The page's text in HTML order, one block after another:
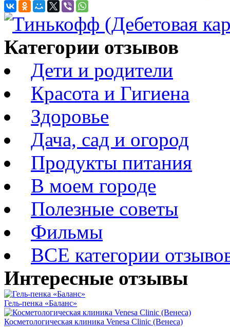
Категории отзывов
Дети и родители
Красота и Гигиена
Здоровье
Дача, сад и огород
Продукты питания
В моем городе
Полезные советы
Фильмы
ВСЕ категории
Интересные отзывы
Гель-пенка «Баланс»
Косметологическая клиника Venesa Clinic (Венеса)